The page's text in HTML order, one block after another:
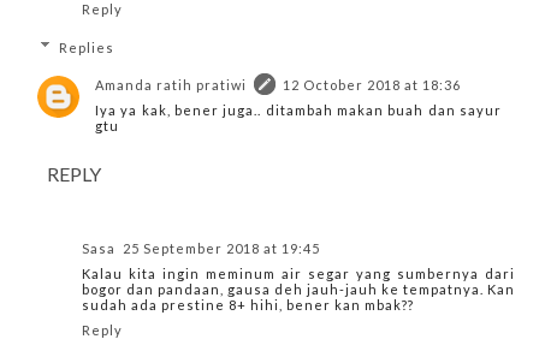
Reply
Replies
Amanda ratih pratiwi
12 October 2018 at 18:36
Iya ya kak, bener juga.. ditambah makan buah dan sayur
gtu
REPLY
Sasa
25 September 2018 at 19:45
Kalau kita ingin meminum air segar yang sumbernya dari
bogor dan pandaan, gausa deh jauh-jauh ke tempatnya. Kan
sudah ada prestine 8+ hihi, bener kan mbak??
Reply